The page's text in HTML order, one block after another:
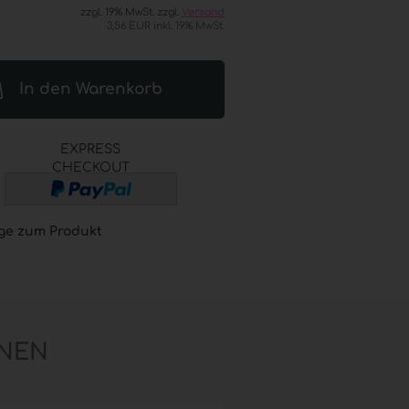
(GOJO®) anzeigen
Seifen
/ GOJO® Sets
/ GOJO® Zubehör
zzgl. 19% MwSt. zzgl. Versand
3,56 EUR inkl. 19% MwSt.
In den Warenkorb
EXPRESS
CHECKOUT
zum Produkt